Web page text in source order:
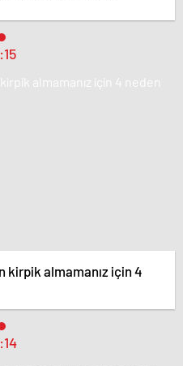
kirpik almamanız için 4